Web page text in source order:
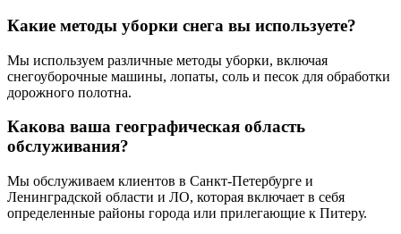
Какие методы уборки снега вы используете?
Мы используем различные методы уборки, включая
снегоуборочные машины, лопаты, соль и песок для обработки
дорожного полотна.
Какова ваша географическая область
обслуживания?
Мы обслуживаем клиентов в Санкт-Петербурге и
Ленинградской области и ЛО, которая включает в себя
определенные районы города или прилегающие к Питеру.